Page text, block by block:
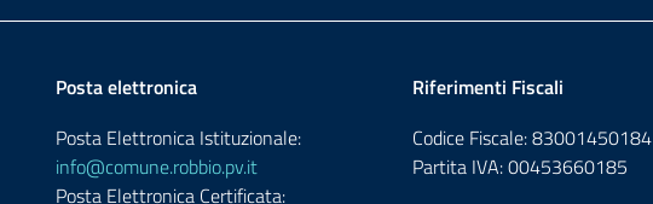
Posta elettronica
Posta Elettronica Istituzionale:
info@comune.robbio.pv.it
Posta Elettronica Certificata:
Riferimenti Fiscali
Codice Fiscale: 83001450184
Partita IVA: 00453660185